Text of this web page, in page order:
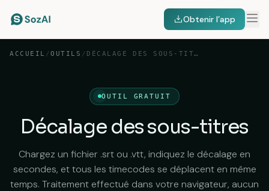
Obtenir l’app
ACCUEIL /OUTILS / DÉCALAGE DES SOUS-TITRES
OUTIL GRATUIT
Décalage des sous-titres
Chargez un fichier .srt ou .vtt, indiquez le décalage en
secondes, et tous les timecodes se déplacent en même
temps. Traitement effectué dans votre navigateur, aucun